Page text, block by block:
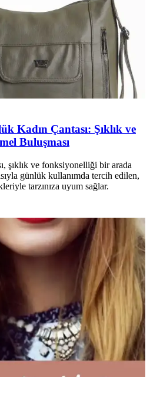
Kadın Çantası: Şıklık ve
Buluşması
şıklık ve fonksiyonelliği bir arada
günlük kullanımda tercih edilen,
tarzınıza uyum sağlar.